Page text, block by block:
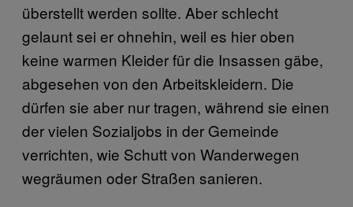
überstellt werden sollte. Aber schlecht
gelaunt sei er ohnehin, weil es hier oben
keine warmen Kleider für die Insassen gäbe,
abgesehen von den Arbeitskleidern. Die
dürfen sie aber nur tragen, während sie einen
der vielen Sozialjobs in der Gemeinde
verrichten, wie Schutt von Wanderwegen
wegräumen oder Straßen sanieren.